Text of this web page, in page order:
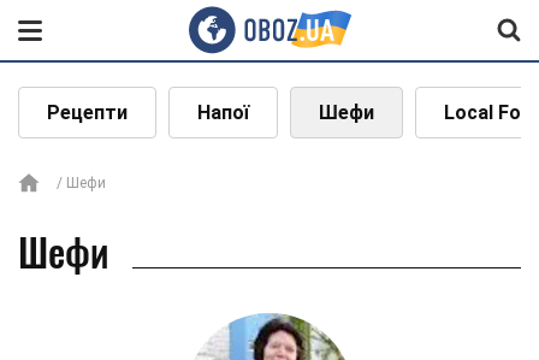
Рецепти Напої Шефи Local
Шефи
Шефи